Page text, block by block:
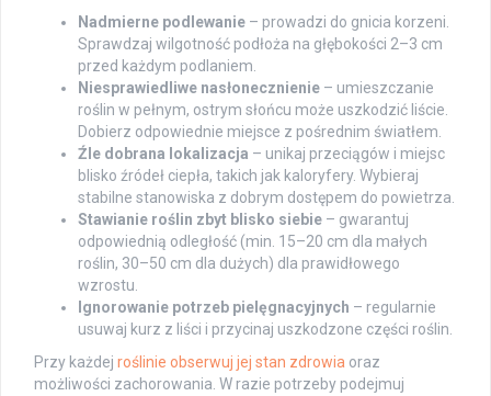
Nadmierne podlewanie – prowadzi do gnicia korzeni.
Sprawdzaj wilgotność podłoża na głębokości 2–3 cm
przed każdym podlaniem.
Niesprawiedliwe nasłonecznienie – umieszczanie
roślin w pełnym, ostrym słońcu może uszkodzić liście.
Dobierz odpowiednie miejsce z pośrednim światłem.
Źle dobrana lokalizacja – unikaj przeciągów i miejsc
blisko źródeł ciepła, takich jak kaloryfery. Wybieraj
stabilne stanowiska z dobrym dostępem do powietrza.
Stawianie roślin zbyt blisko siebie – gwarantuj
odpowiednią odległość (min. 15–20 cm dla małych
roślin, 30–50 cm dla dużych) dla prawidłowego
wzrostu.
Ignorowanie potrzeb pielęgnacyjnych – regularnie
usuwaj kurz z liści i przycinaj uszkodzone części roślin.
Przy każdej roślinie obserwuj jej stan zdrowia oraz
możliwości zachorowania. W razie potrzeby podejmuj